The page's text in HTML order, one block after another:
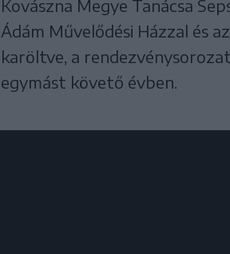
Kovászna Megye Tanácsa
Ádám Művelődési Házzal és
karöltve, a
egymást követő évben.